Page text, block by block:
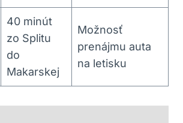
40 minút
zo Splitu
do
Makarskej
Možnosť
prenájmu auta
na letisku